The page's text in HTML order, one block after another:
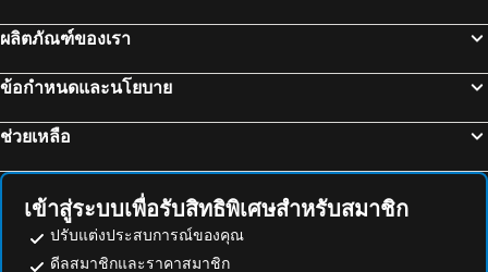
ผลิตภัณฑ์ของเรา
ข้อกำหนดและนโยบาย
ช่วยเหลือ
เข้าสู่ระบบเพื่อรับสิทธิพิเศษสำหรับสมาชิก
ปรับแต่งประสบการณ์ของคุณ
ดีลสมาชิกและราคาสมาชิก